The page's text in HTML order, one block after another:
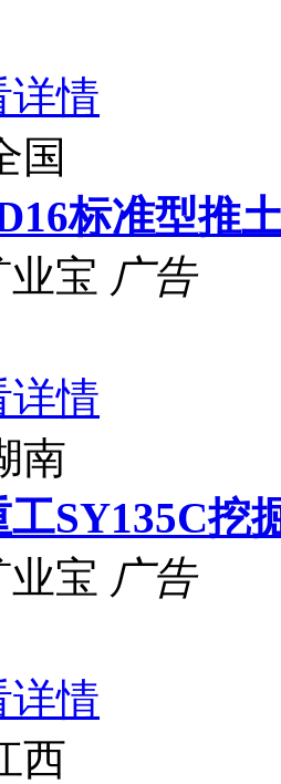
详情
国
标准型推
业宝 广告
详情
南
SY135C挖
业宝 广告
详情
西